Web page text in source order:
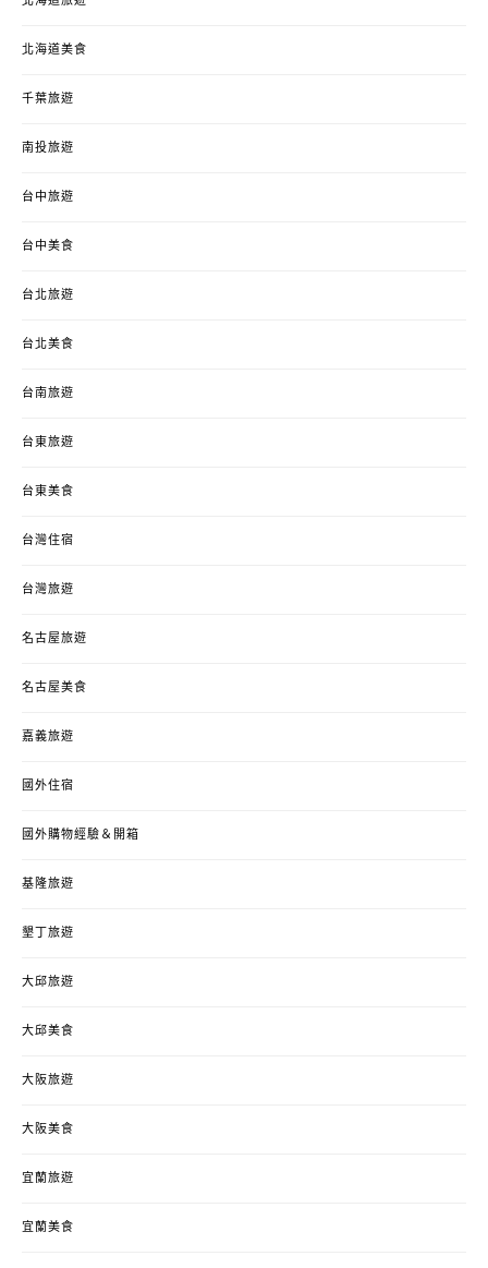
北海道美食
千葉旅遊
南投旅遊
台中旅遊
台中美食
台北旅遊
台北美食
台南旅遊
台東旅遊
台東美食
台灣住宿
台灣旅遊
名古屋旅遊
名古屋美食
嘉義旅遊
國外住宿
國外購物經驗＆開箱
基隆旅遊
墾丁旅遊
大邱旅遊
大邱美食
大阪旅遊
大阪美食
宜蘭旅遊
宜蘭美食